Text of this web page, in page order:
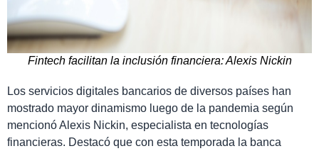
Fintech facilitan la inclusión financiera: Alexis Nickin
Los servicios digitales bancarios de diversos países han
mostrado mayor dinamismo luego de la pandemia según
mencionó Alexis Nickin, especialista en tecnologías
financieras. Destacó que con esta temporada la banca